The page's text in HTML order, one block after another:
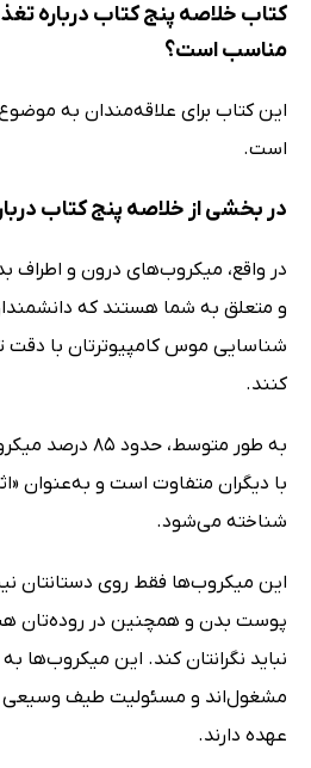
کتاب خلاصه پنج کتاب درباره
مناسب است؟
این کتاب برای علاقه‌مندان به
است.
در بخشی از خلاصه پنج کتاب
در واقع، میکروب‌های درون و اطراف
و متعلق به شما هستند که
کنند.
به طور متوسط،
با دیگران متفاوت است و به‌عنوان
شناخته می‌شود.
این میکروب‌ها فقط روی دستانتان
پوست بدن و همچنین در روده‌تان
نباید نگرانتان کند. این میکروب‌ها
مشغول‌اند و مسئولیت طیف وسیعی
عهده دارند.